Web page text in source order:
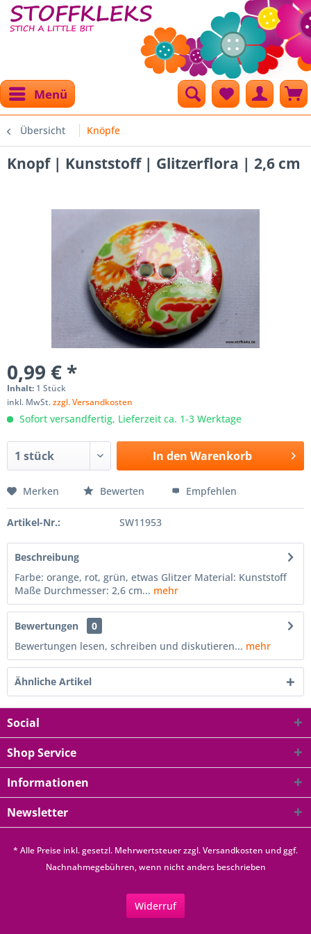
Menü
Übersicht Knöpfe
Knopf | Kunststoff | Glitzerflora | 2,6 cm
0,99 € *
Inhalt: 1 Stück
inkl. MwSt.zzgl. Versandkosten
Sofort versandfertig, Lieferzeit ca. 1-3 Werktage
In den Warenkorb
Merken Bewerten Empfehlen
Artikel-Nr.: SW11953
Beschreibung
Farbe: orange, rot, grün, etwas Glitzer Material: Kunststoff
Maße Durchmesser: 2,6 cm... mehr
Bewertungen
0
Bewertungen lesen, schreiben und diskutieren... mehr
Ähnliche Artikel
Social
Shop Service
Informationen
Newsletter
* Alle Preise inkl. gesetzl. Mehrwertsteuer zzgl.Versandkosten und ggf.
Nachnahmegebühren, wenn nicht anders beschrieben
Widerruf